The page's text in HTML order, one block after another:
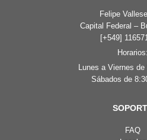
Felipe
Capital Federal –
[+549]
Horarios:
Lunes a Viernes
Sábados de
FAQ